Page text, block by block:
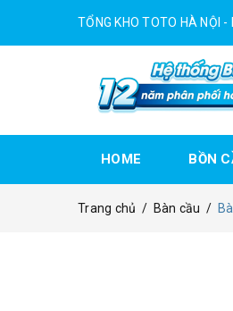
TỔNG KHO TOTO HÀ NỘI -
HOME BỒN
Trang chủ / Bàn cầu /